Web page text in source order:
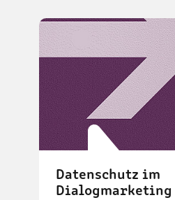
Datenschutz im
Dialogmarketing